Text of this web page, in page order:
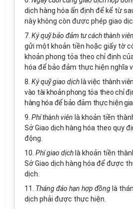
dịch hàng hóa ấn định để kể từ
này không còn được phép giao
7. Ký quỹ bảo đảm tư cách thành viên
gửi một khoản tiền hoặc giấy tờ
khoản phong tỏa theo chỉ định
hóa để bảo đảm thực hiện nghĩa
8. Ký quỹ giao dịch là việc thành
vào tài khoản phong tỏa theo chỉ
hàng hóa để bảo đảm thực hiện
9. Phí thành viên là khoản tiền
Sở Giao dịch hàng hóa theo quy
động.
10. Phí giao dịch là khoản tiền
Sở Giao dịch hàng hóa để được
dịch.
11. Tháng đáo hạn hợp đồng là
dịch phải được thực hiện.